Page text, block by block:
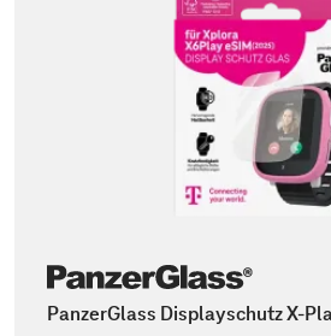
PanzerGlass Displayschutz X-